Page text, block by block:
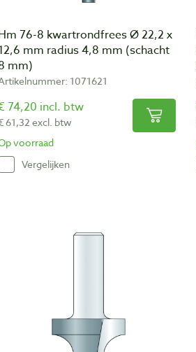
76-8 kwartrondfrees Ø 22,2 x
mm radius 4,8 mm (schacht
mm)
1071621
74,20 incl. btw
61,32 excl. btw
voorraad
Vergelijken